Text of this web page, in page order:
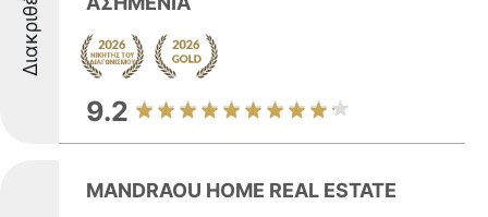
9.2
MANDRAOU HOME REAL ESTATE